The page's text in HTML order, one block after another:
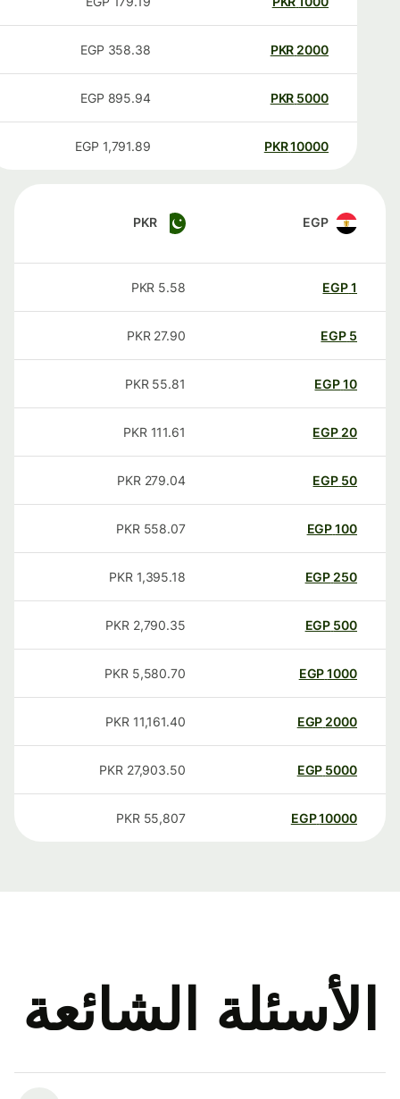
2000
PKR
358.38
EGP
5000
PKR
895.94
EGP
10000
PKR
1,791.89
EGP
EGP
PKR
EGP
5.58
PKR
EGP
27.90
PKR
EGP
55.81
PKR
20
EGP
111.61
PKR
50
EGP
279.04
PKR
100
EGP
558.07
PKR
250
EGP
1,395.18
PKR
500
EGP
2,790.35
PKR
1000
EGP
5,580.70
PKR
2000
EGP
11,161.40
PKR
5000
EGP
27,903.50
PKR
10000
EGP
55,807
PKR
الأسئلة الشائعة